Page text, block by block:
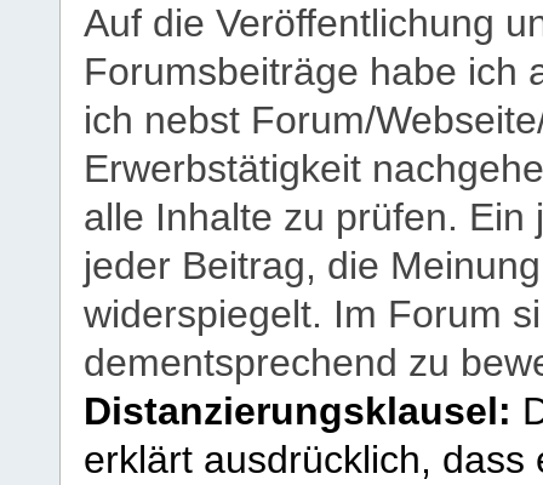
Auf die Veröffentlichung
Forumsbeiträge habe ich
ich nebst Forum/
Erwerbstätigkeit
alle Inhalte zu prüfen.
jeder Beitrag, die
widerspiegelt. Im Forum
dementsprechend zu
Distanzierungsklausel:
erklärt ausdrücklich,